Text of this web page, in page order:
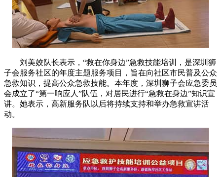
刘美姣队长表示，“救在你身边”急救技能培训，是深圳狮
子会服务社区的年度主题服务项目，旨在向社区市民普及公众
急救知识，提高公众急救技能。本年度，深圳狮子会应急委员
会成立了“第一响应人”队伍，对居民进行“急救在身边”知识宣
讲。她表示，高新服务队以后将持续支持和举办急救宣讲活
动。